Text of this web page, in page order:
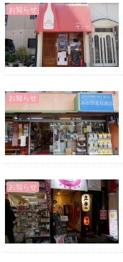
お知らせ
お知らせ
お知らせ